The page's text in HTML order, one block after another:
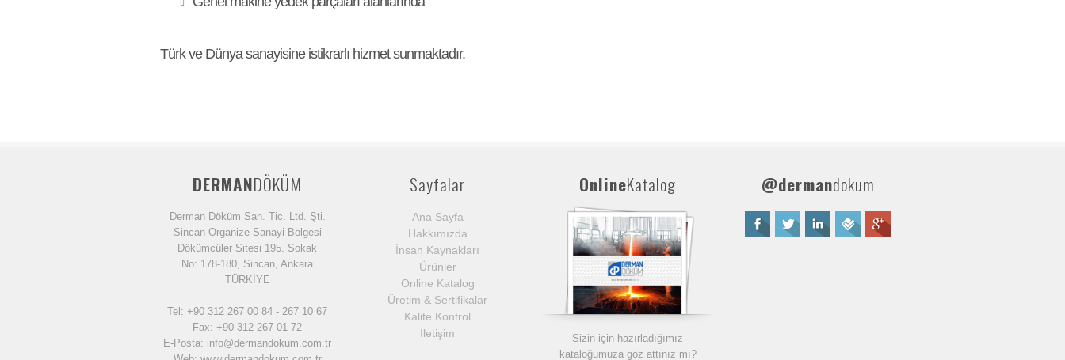
Türk ve Dünya sanayisine istikrarlı hizmet sunmaktadır.
DERMANDÖKÜM
Derman Döküm San. Tic. Ltd. Şti.
Sincan Organize Sanayi Bölgesi
Dökümcüler Sitesi 195. Sokak
No: 178-180, Sincan, Ankara
TÜRKİYE
Tel: +90 312 267 00 84 - 267 10 67
Fax: +90 312 267 01 72
E-Posta: info@dermandokum.com.tr
Sayfalar
Ana Sayfa
Hakkımızda
İnsan Kaynakları
Ürünler
Online Katalog
Üretim & Sertifikalar
Kalite Kontrol
İletişim
OnlineKatalog
Sizin için hazırladığımız
kataloğumuza göz attınız mı?
@dermandokum